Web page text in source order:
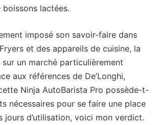
lactées.
imposé son savoir-faire dans
et des appareils de cuisine, la
sur un marché particulièrement
aux références de De’Longhi,
Ninja AutoBarista Pro possède-t-
nécessaires pour se faire une place
jours d’utilisation, voici mon verdict.